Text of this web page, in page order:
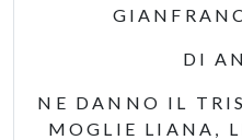
DI
NE DANNO IL
MOGLIE LIANA,